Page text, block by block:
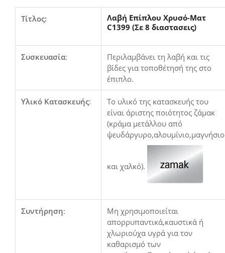
Τίτλος:
Λαβή Επίπλου Χρυσό-Ματ
C1399 (Σε 8 διαστασεις)
Συσκευασία:
Περιλαμβάνει τη λαβή και τις
βίδες για τοποθέτησή της στο
έπιπλο.
Υλικό Κατασκευής:
Το υλικό της κατασκευής του
είναι άριστης ποιότητος ζάμακ
(κράμα μετάλλου από
ψευδάργυρο,αλουμίνιο,μαγνήσιο
και χαλκό).
Συντήρηση:
Μη χρησιμοποιείται
απορρυπαντικά,καυστικά ή
χλωριούχα υγρά για τον
καθαρισμό των